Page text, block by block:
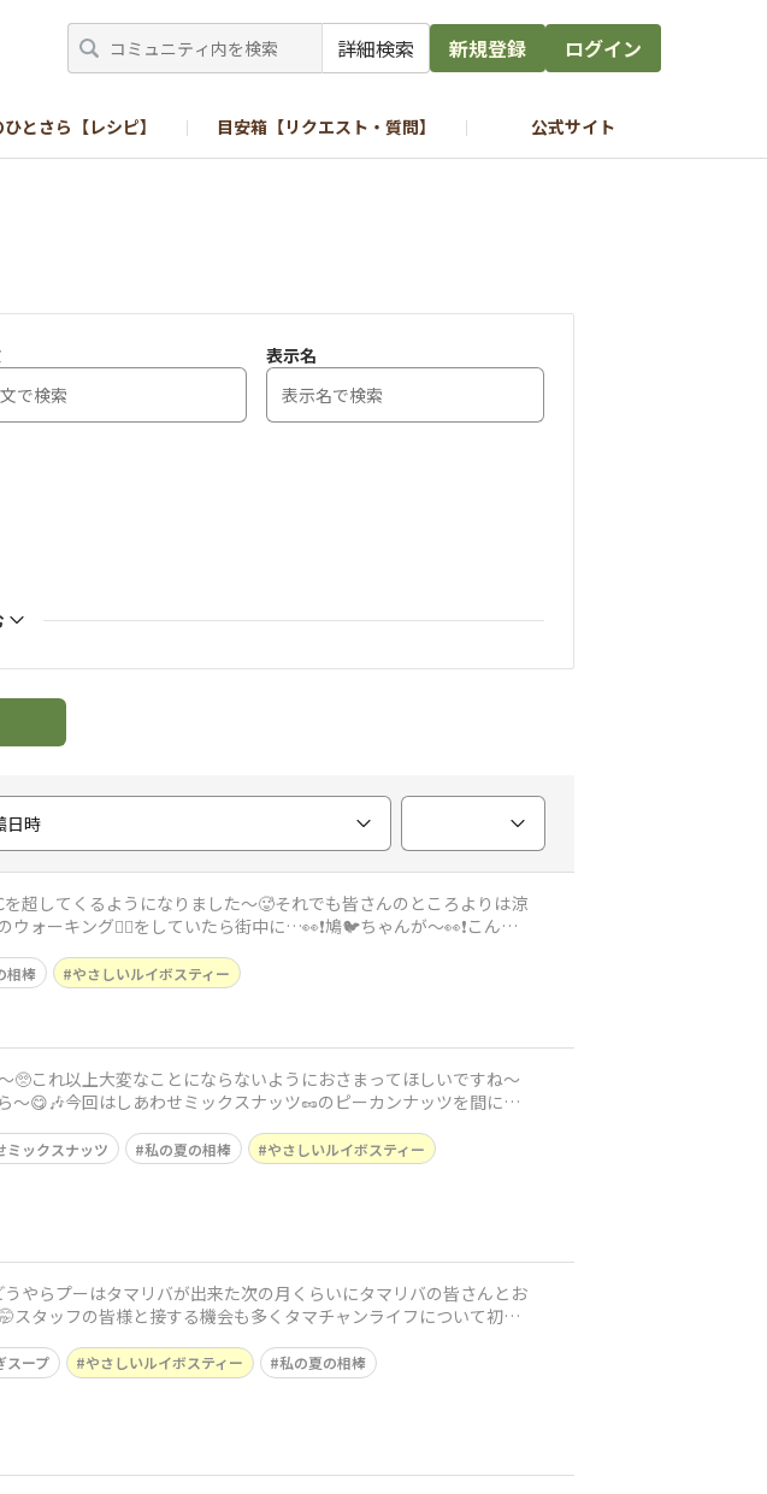
詳細検索 新規登録 ログイン
とさら【レシピ】 目安箱【リクエスト・質問】 公式サイト
表示名
日時
超してくるようになりました〜🥵それでも皆さんのところよりは涼
ーキング🚶‍♀️をしていたら街中に…👀❗️鳩🐦ちゃんが〜👀❗️こんな
相棒 やさしいルイボスティー
🥺これ以上大変なことにならないようにおさまってほしいですね〜
😋🎶今回はしあわせミックスナッツ🥜のピーカンナッツを間に挟
ミックスナッツ 私の夏の相棒 やさしいルイボスティー
やらプーはタマリバが出来た次の月くらいにタマリバの皆さんとお
タッフの皆様と接する機会も多くタマチャンライフについて初心
スープ やさしいルイボスティー 私の夏の相棒